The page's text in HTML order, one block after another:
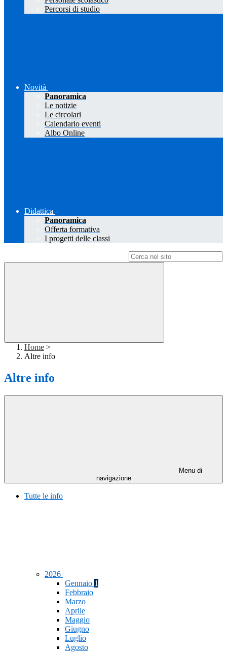
Percorsi di studio
Novità
Panoramica
Le notizie
Le circolari
Calendario eventi
Albo Online
Didattica
Panoramica
Offerta formativa
I progetti delle classi
Home >
Altre info
Altre info
Menu di
navigazione
Tutte le info
2026
Gennaio 1
Febbraio
Marzo
Aprile
Maggio
Giugno
Luglio
Agosto